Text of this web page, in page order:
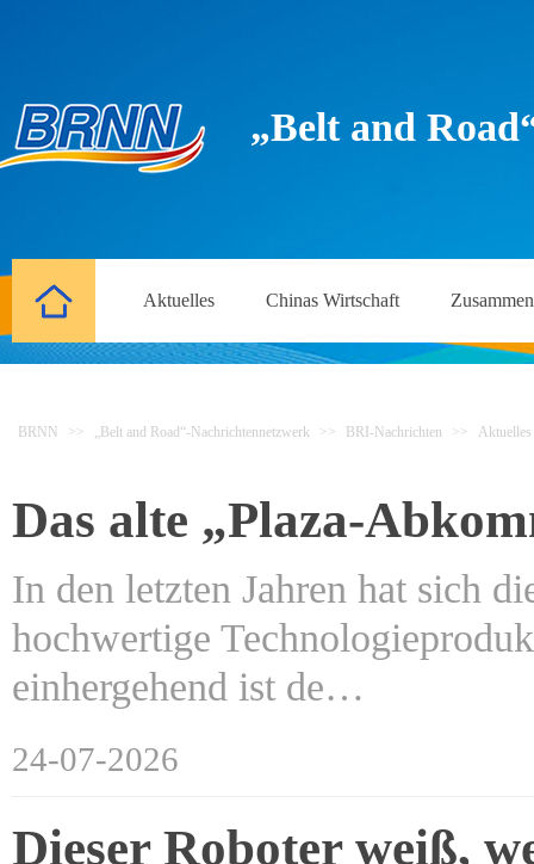
„Belt and
Aktuelles Chinas Wirtschaft
BRNN >> „Belt and Road“-Nachrichtennetzwerk >> BRI-Nachrichten >> Aktuelles
Das alte „Plaza-
In den letzten Jahren hat sich
hochwertige
einhergehend ist de…
24-07-2026
Dieser Roboter weiß,